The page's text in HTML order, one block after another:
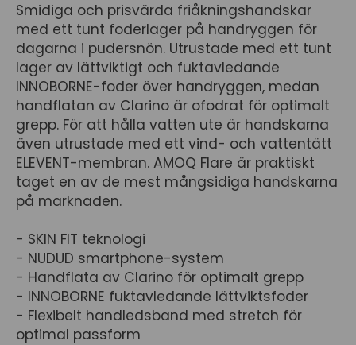
Smidiga och prisvärda friåkningshandskar
med ett tunt foderlager på handryggen för
dagarna i pudersnön. Utrustade med ett tunt
lager av lättviktigt och fuktavledande
INNOBORNE-foder över handryggen, medan
handflatan av Clarino är ofodrat för optimalt
grepp. För att hålla vatten ute är handskarna
även utrustade med ett vind- och vattentätt
ELEVENT-membran. AMOQ Flare är praktiskt
taget en av de mest mångsidiga handskarna
på marknaden.
- SKIN FIT teknologi
- NUDUD smartphone-system
- Handflata av Clarino för optimalt grepp
- INNOBORNE fuktavledande lättviktsfoder
- Flexibelt handledsband med stretch för
optimal passform